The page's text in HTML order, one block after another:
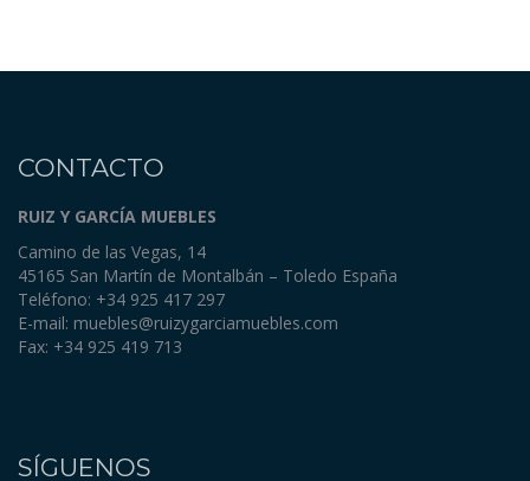
CONTACTO
RUIZ Y GARCÍA MUEBLES
Camino de las Vegas, 14
45165 San Martín de Montalbán – Toledo España
Teléfono: +34 925 417 297
E-mail: muebles@ruizygarciamuebles.com
Fax: +34 925 419 713
SÍGUENOS